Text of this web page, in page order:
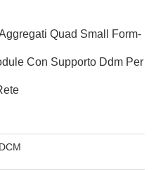
Quad Small Form-
Con Supporto Ddm Per